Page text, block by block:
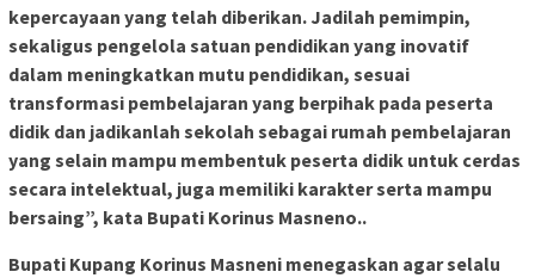
kepercayaan yang telah diberikan. Jadilah pemimpin,
sekaligus pengelola satuan pendidikan yang inovatif
dalam meningkatkan mutu pendidikan, sesuai
transformasi pembelajaran yang berpihak pada peserta
didik dan jadikanlah sekolah sebagai rumah pembelajaran
yang selain mampu membentuk peserta didik untuk cerdas
secara intelektual, juga memiliki karakter serta mampu
bersaing”, kata Bupati Korinus Masneno..
Bupati Kupang Korinus Masneni menegaskan agar selalu